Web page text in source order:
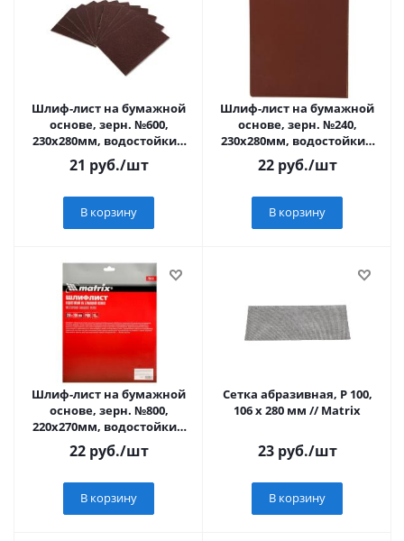
Шлиф-лист на бумажной
основе, зерн. №600,
230х280мм, водостойкий
"MATRIX"
21 руб./шт
В корзину
Шлиф-лист на бумажной
основе, зерн. №240,
230х280мм, водостойкий
"MATRIX"
22руб./шт
В корзину
Шлиф-лист на бумажной
основе, зерн. №800,
220х270мм, водостойкий
"MATRIX"
22руб./шт
В корзину
Сетка абразивная, P 100,
106 х 280 мм // Matrix
23руб./шт
В корзину